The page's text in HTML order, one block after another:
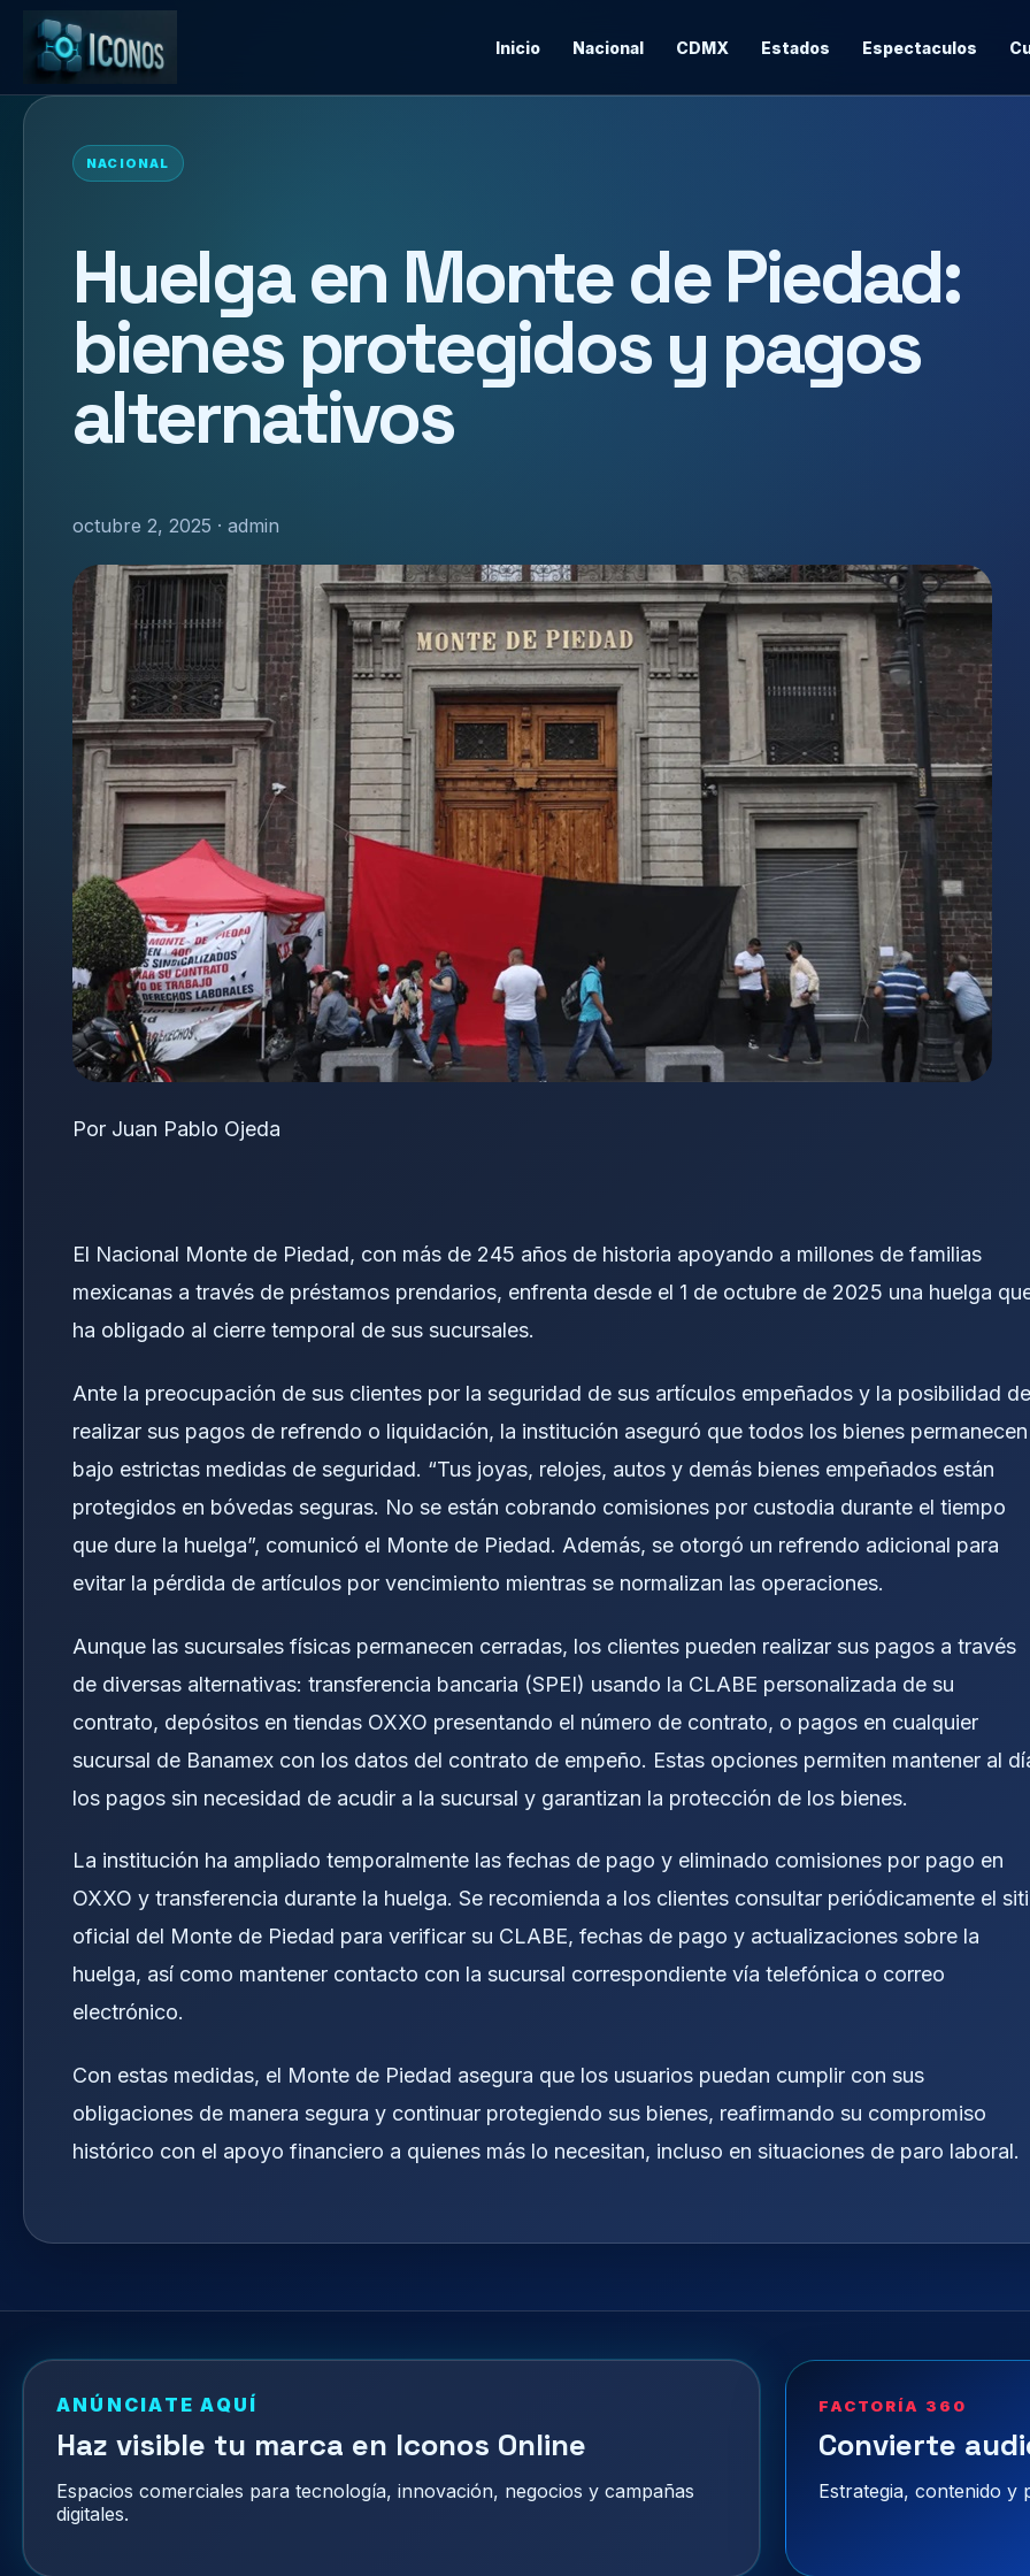
Inicio Nacional CDMX Estados Espectaculos
NACIONAL
Huelga en Monte de Piedad:
bienes protegidos y pagos
alternativos
octubre 2, 2025 · admin
Por Juan Pablo Ojeda
El Nacional Monte de Piedad, con más de 245 años de historia apoyando a millones de familias
mexicanas a través de préstamos prendarios, enfrenta desde el 1 de octubre de 2025 una huelga
ha obligado al cierre temporal de sus sucursales.
Ante la preocupación de sus clientes por la seguridad de sus artículos empeñados y la posibilidad de
realizar sus pagos de refrendo o liquidación, la institución aseguró que todos los bienes permanecen
bajo estrictas medidas de seguridad. “Tus joyas, relojes, autos y demás bienes empeñados están
protegidos en bóvedas seguras. No se están cobrando comisiones por custodia durante el tiempo
que dure la huelga”, comunicó el Monte de Piedad. Además, se otorgó un refrendo adicional para
evitar la pérdida de artículos por vencimiento mientras se normalizan las operaciones.
Aunque las sucursales físicas permanecen cerradas, los clientes pueden realizar sus pagos a través
de diversas alternativas: transferencia bancaria (SPEI) usando la CLABE personalizada de su
contrato, depósitos en tiendas OXXO presentando el número de contrato, o pagos en cualquier
sucursal de Banamex con los datos del contrato de empeño. Estas opciones permiten mantener al
los pagos sin necesidad de acudir a la sucursal y garantizan la protección de los bienes.
La institución ha ampliado temporalmente las fechas de pago y eliminado comisiones por pago en
OXXO y transferencia durante la huelga. Se recomienda a los clientes consultar periódicamente el
oficial del Monte de Piedad para verificar su CLABE, fechas de pago y actualizaciones sobre la
huelga, así como mantener contacto con la sucursal correspondiente vía telefónica o correo
electrónico.
Con estas medidas, el Monte de Piedad asegura que los usuarios puedan cumplir con sus
obligaciones de manera segura y continuar protegiendo sus bienes, reafirmando su compromiso
histórico con el apoyo financiero a quienes más lo necesitan, incluso en situaciones de paro laboral.
ANÚNCIATE AQUÍ
Haz visible tu marca en Iconos Online
Espacios comerciales para tecnología, innovación, negocios y campañas
digitales.
FACTORÍA 360
Convierte
Estrategia, contenido y